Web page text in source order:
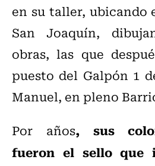
en su taller, ubicando
San Joaquín,
obras, las que
puesto del Galpón 1
Manuel, en pleno
Por años, sus
fueron el sello que